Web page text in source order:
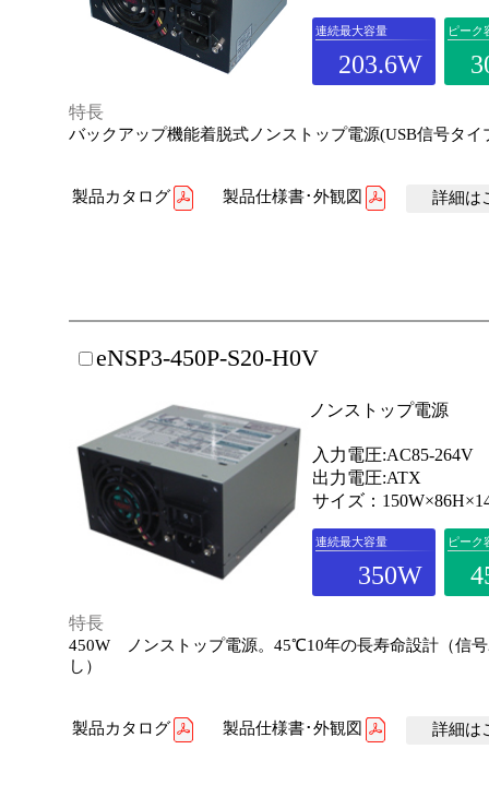
連続最大容量
203.6W
ピーク
特長
バックアップ機能着脱式ノンストップ電源(USB信号タイ
製品カタログ 製品仕様書･外観図 詳細は
eNSP3-450P-S20-H0V
ノンストップ電源
入力電圧:AC85-264V
出力電圧:ATX
サイズ：
連続最大容量
350W
ピーク
特長
450W ノンストップ電源。45℃10年の長寿命設計（信
し）
製品カタログ 製品仕様書･外観図 詳細は